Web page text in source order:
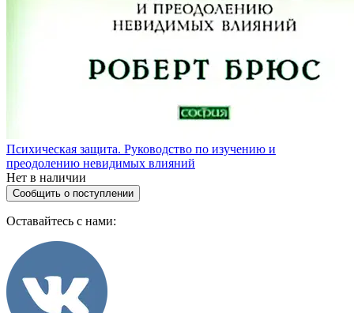
Психическая защита. Руководство по изучению и
преодолению невидимых влияний
Нет в наличии
Сообщить о поступлении
Оставайтесь с нами: